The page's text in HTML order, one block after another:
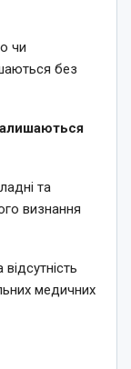
чи
без
та
визнання
медичних